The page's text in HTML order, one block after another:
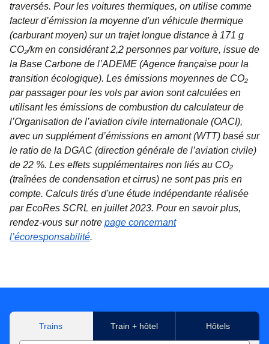
traversés. Pour les voitures thermiques, on utilise comme
facteur d’émission la moyenne d'un véhicule thermique
(carburant moyen) sur un trajet longue distance à 171 g
CO₂/km en considérant 2,2 personnes par voiture, issue de
la Base Carbone de l’ADEME (Agence française pour la
transition écologique). Les émissions moyennes de CO₂
par passager pour les vols par avion sont calculées en
utilisant les émissions de combustion du calculateur de
l’Organisation de l’aviation civile internationale (OACI),
avec un supplément d’émissions en amont (WTT) basé sur
le ratio de la DGAC (direction générale de l’aviation civile)
de 22 %. Les effets supplémentaires non liés au CO₂
(traînées de condensation et cirrus) ne sont pas pris en
compte. Calculs tirés d'une étude indépendante réalisée
par EcoRes SCRL en juillet 2023. Pour en savoir plus,
rendez-vous sur notre page concernant
l’écoresponsabilité.
Trains Train + hôtel Hôtels